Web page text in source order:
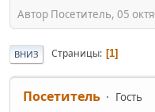
Автор Посетитель, 05
ВНИЗ Страницы 1
Посетитель Гость